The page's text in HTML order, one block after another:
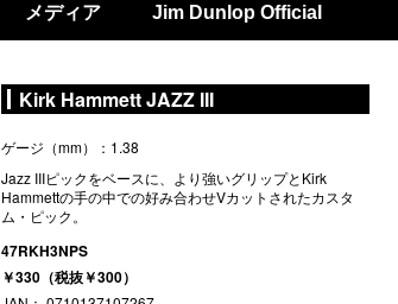
メディア Jim Dunlop Official
Kirk Hammett JAZZ III
ゲージ（mm）：1.38
Jazz IIIピックをベースに、より強いグリップとKirk
Hammettの手の中での好み合わせVカットされたカスタ
ム・ピック。
47RKH3NPS
￥330（税抜￥300）